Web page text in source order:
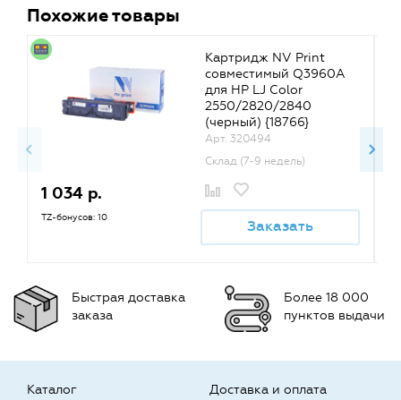
Похожие товары
Картридж NV Print
совместимый Q3960A
для HP LJ Color
2550/2820/2840
(черный) {18766}
Арт. 320494
Склад (7-9 недель)
1 034 р.
TZ-бонусов: 10 Заказать
Быстрая доставка
заказа
Более 18 000
пунктов выдачи
Каталог
Доставка и оплата